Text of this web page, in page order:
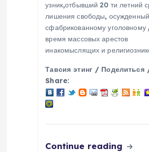
узник,отбывший 20 ти летний
лишения свободы,
сфабрикованному уголовному
время массовых арестов
инакомыслящих и
Тавсия этинг / Поделиться
Share:
Continue reading